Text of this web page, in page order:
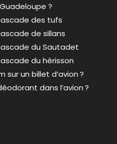
?
des tufs
de sillans
du Sautadet
du hérisson
un billet d’avion ?
dans l’avion ?